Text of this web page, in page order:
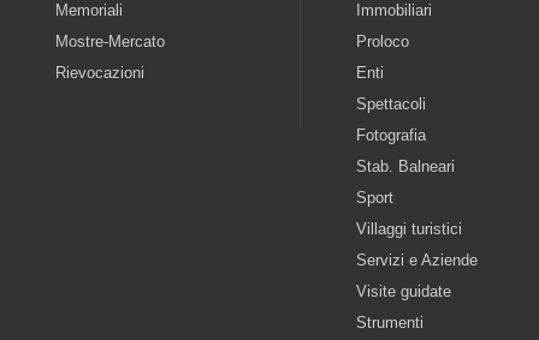
Memoriali
Mostre-Mercato
Rievocazioni
Immobiliari
Proloco
Enti
Spettacoli
Fotografia
Stab. Balneari
Sport
Villaggi turistici
Servizi e Aziende
Visite guidate
Strumenti